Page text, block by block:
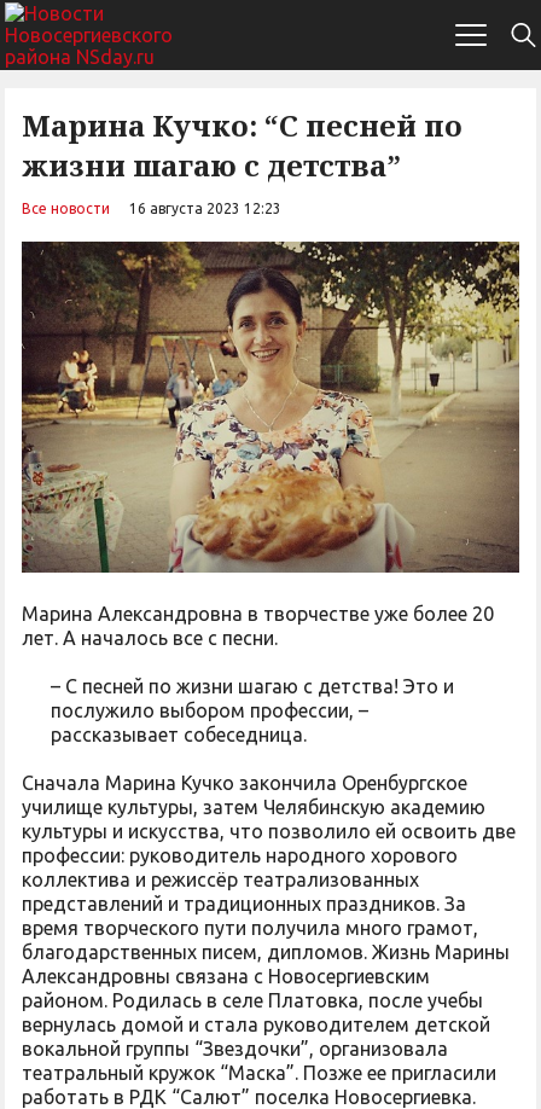
Марина Кучко: “С песней по
жизни шагаю с детства”
Все новости 16 августа 2023 12:23
Марина Александровна в творчестве уже более 20
лет. А началось все с песни.
– С песней по жизни шагаю с детства! Это и
послужило выбором профессии, –
рассказывает собеседница.
Сначала Марина Кучко закончила Оренбургское
училище культуры, затем Челябинскую академию
культуры и искусства, что позволило ей освоить две
профессии: руководитель народного хорового
коллектива и режиссёр театрализованных
представлений и традиционных праздников. За
время творческого пути получила много грамот,
благодарственных писем, дипломов. Жизнь Марины
Александровны связана с Новосергиевским
районом. Родилась в селе Платовка, после учебы
вернулась домой и стала руководителем детской
вокальной группы “Звездочки”, организовала
театральный кружок “Маска”. Позже ее пригласили
работать в РДК “Салют” поселка Новосергиевка.